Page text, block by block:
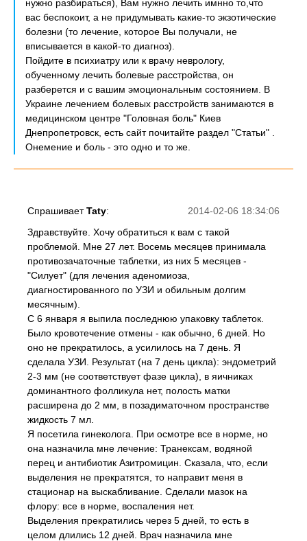
нужно разбираться), Вам нужно лечить имнно то,что
вас беспокоит, а не придумывать какие-то экзотические
болезни (то лечение, которое Вы получали, не
вписывается в какой-то диагноз).
Пойдите в психиатру или к врачу неврологу,
обученному лечить болевые расстройства, он
разберется и с вашим эмоциональным состоянием. В
Украине лечением болевых расстройств занимаются в
медицинском центре "Головная боль" Киев
Днепропетровск, есть сайт почитайте раздел "Статьи" .
Онемение и боль - это одно и то же.
2014-02-06 18:34:06
СпрашиваетTaty:
Здравствуйте. Хочу обратиться к вам с такой
проблемой. Мне 27 лет. Восемь месяцев принимала
противозачаточные таблетки, из них 5 месяцев -
"Силует" (для лечения аденомиоза,
диагностированного по УЗИ и обильным долгим
месячным).
С 6 января я выпила последнюю упаковку таблеток.
Было кровотечение отмены - как обычно, 6 дней. Но
оно не прекратилось, а усилилось на 7 день. Я
сделала УЗИ. Результат (на 7 день цикла): эндометрий
2-3 мм (не соответствует фазе цикла), в яичниках
доминантного фолликула нет, полость матки
расширена до 2 мм, в позадиматочном пространстве
жидкость 7 мл.
Я посетила гинеколога. При осмотре все в норме, но
она назначила мне лечение: Транексам, водяной
перец и антибиотик Азитромицин. Сказала, что, если
выделения не прекратятся, то направит меня в
стационар на выскабливание. Сделали мазок на
флору: все в норме, воспаления нет.
Выделения прекратились через 5 дней, то есть в
целом длились 12 дней. Врач назначила мне